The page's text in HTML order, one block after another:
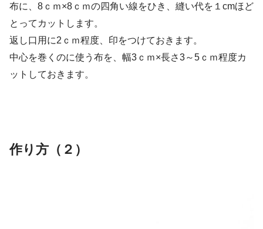
布に、8ｃｍ×8ｃｍの四角い線をひき、縫い代を１cmほど
とってカットします。
返し口用に2ｃｍ程度、印をつけておきます。
中心を巻くのに使う布を、幅3ｃｍ×長さ3～5ｃｍ程度カ
ットしておきます。
作り方（２）